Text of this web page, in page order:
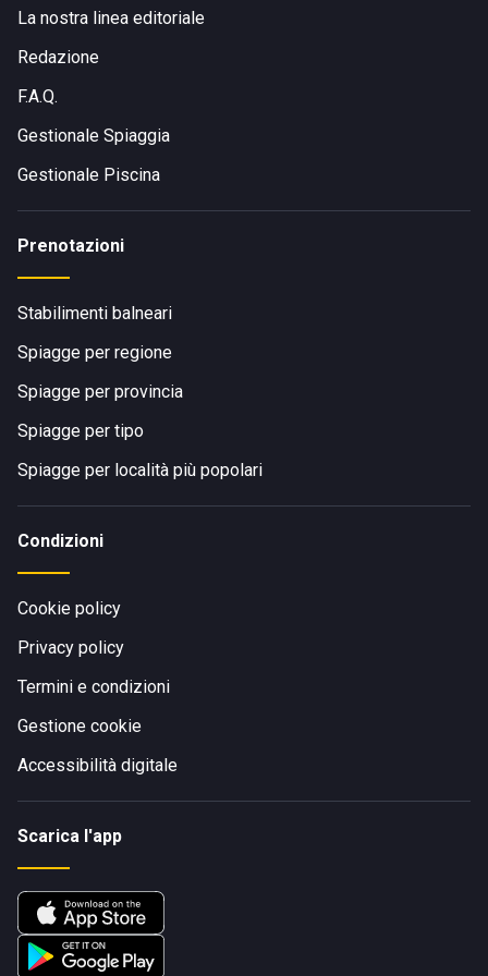
La nostra linea editoriale
Redazione
F.A.Q.
Gestionale Spiaggia
Gestionale Piscina
Prenotazioni
Stabilimenti balneari
Spiagge per regione
Spiagge per provincia
Spiagge per tipo
Spiagge per località più popolari
Condizioni
Cookie policy
Privacy policy
Termini e condizioni
Gestione cookie
Accessibilità digitale
Scarica l'app